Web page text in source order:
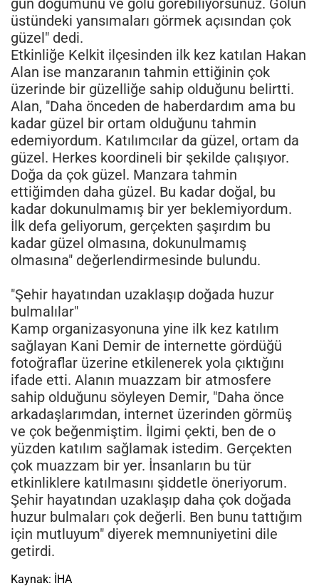
gün doğumunu ve gölü görebiliyorsunuz. Gölün
üstündeki yansımaları görmek açısından çok
güzel" dedi.
Etkinliğe Kelkit ilçesinden ilk kez katılan Hakan
Alan ise manzaranın tahmin ettiğinin çok
üzerinde bir güzelliğe sahip olduğunu belirtti.
Alan, "Daha önceden de haberdardım ama bu
kadar güzel bir ortam olduğunu tahmin
edemiyordum. Katılımcılar da güzel, ortam da
güzel. Herkes koordineli bir şekilde çalışıyor.
Doğa da çok güzel. Manzara tahmin
ettiğimden daha güzel. Bu kadar doğal, bu
kadar dokunulmamış bir yer beklemiyordum.
İlk defa geliyorum, gerçekten şaşırdım bu
kadar güzel olmasına, dokunulmamış
olmasına" değerlendirmesinde bulundu.
"Şehir hayatından uzaklaşıp doğada huzur
bulmalılar"
Kamp organizasyonuna yine ilk kez katılım
sağlayan Kani Demir de internette gördüğü
fotoğraflar üzerine etkilenerek yola çıktığını
ifade etti. Alanın muazzam bir atmosfere
sahip olduğunu söyleyen Demir, "Daha önce
arkadaşlarımdan, internet üzerinden görmüş
ve çok beğenmiştim. İlgimi çekti, ben de o
yüzden katılım sağlamak istedim. Gerçekten
çok muazzam bir yer. İnsanların bu tür
etkinliklere katılmasını şiddetle öneriyorum.
Şehir hayatından uzaklaşıp daha çok doğada
huzur bulmaları çok değerli. Ben bunu tattığım
için mutluyum" diyerek memnuniyetini dile
getirdi.
Kaynak: İHA